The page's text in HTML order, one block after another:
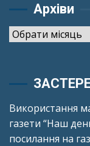
Архіви
Архіви
Використання
газети “Наш
посилання на